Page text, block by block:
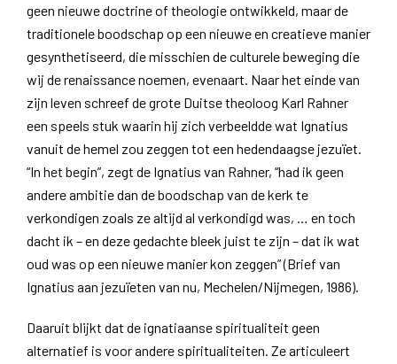
geen nieuwe doctrine of theologie ontwikkeld, maar de
traditionele boodschap op een nieuwe en creatieve manier
gesynthetiseerd, die misschien de culturele beweging die
wij de renaissance noemen, evenaart. Naar het einde van
zijn leven schreef de grote Duitse theoloog Karl Rahner
een speels stuk waarin hij zich verbeeldde wat Ignatius
vanuit de hemel zou zeggen tot een hedendaagse jezuïet.
“In het begin”, zegt de Ignatius van Rahner, “had ik geen
andere ambitie dan de boodschap van de kerk te
verkondigen zoals ze altijd al verkondigd was, … en toch
dacht ik – en deze gedachte bleek juist te zijn – dat ik wat
oud was op een nieuwe manier kon zeggen” (Brief van
Ignatius aan jezuïeten van nu, Mechelen/Nijmegen, 1986).
Daaruit blijkt dat de ignatiaanse spiritualiteit geen
alternatief is voor andere spiritualiteiten. Ze articuleert